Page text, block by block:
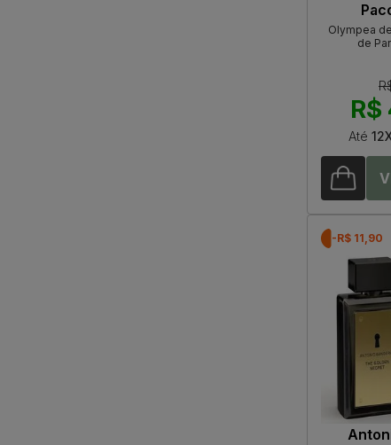
Olympea
de
R$
Até
-R$ 11,90